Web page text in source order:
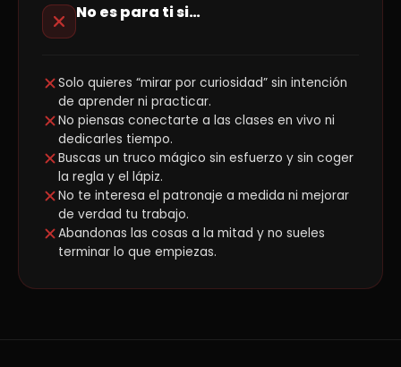
No es para ti si…
Solo quieres “mirar por curiosidad” sin intención
de aprender ni practicar.
No piensas conectarte a las clases en vivo ni
dedicarles tiempo.
Buscas un truco mágico sin esfuerzo y sin coger
la regla y el lápiz.
No te interesa el patronaje a medida ni mejorar
de verdad tu trabajo.
Abandonas las cosas a la mitad y no sueles
terminar lo que empiezas.